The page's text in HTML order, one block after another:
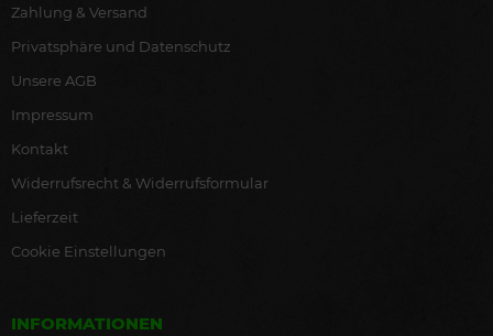
Zahlung & Versand
Privatsphäre und Datenschutz
Unsere AGB
Impressum
Kontakt
Widerrufsrecht & Widerrufsformular
Lieferzeit
Cookie Einstellungen
INFORMATIONEN